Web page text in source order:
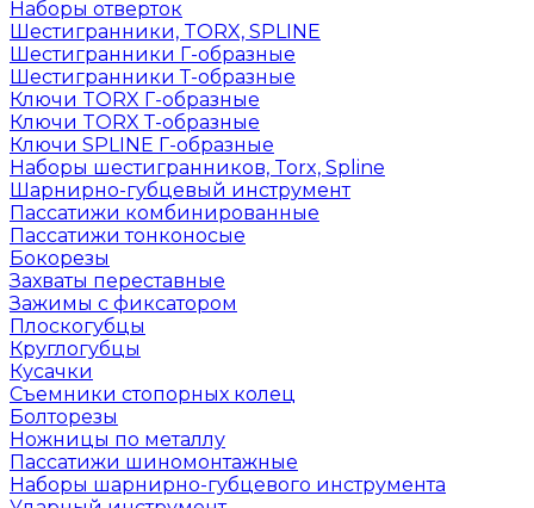
Наборы отверток
Шестигранники, TORX, SPLINE
Шестигранники Г-образные
Шестигранники Т-образные
Ключи TORX Г-образные
Ключи TORX Т-образные
Ключи SPLINE Г-образные
Наборы шестигранников, Torx, Spline
Шарнирно-губцевый инструмент
Пассатижи комбинированные
Пассатижи тонконосые
Бокорезы
Захваты переставные
Зажимы с фиксатором
Плоскогубцы
Круглогубцы
Кусачки
Съемники стопорных колец
Болторезы
Ножницы по металлу
Пассатижи шиномонтажные
Наборы шарнирно-губцевого инструмента